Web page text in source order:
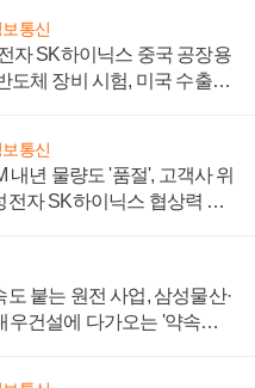
보통신
자 SK하이닉스 중국 공장용
도체 장비 시험, 미국 수출통
보통신
내년 물량도 '품절', 고객사 위
전자 SK하이닉스 협상력 더
도 붙는 원전 사업, 삼성물산·
우건설에 다가오는 '약속의